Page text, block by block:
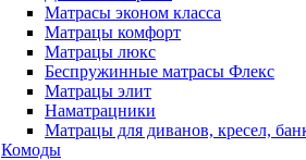
Матрасы эконом класса
Матрацы комфорт
Матрацы люкс
Беспружинные матрасы Флекс
Матрацы элит
Наматрацники
Матрацы для диванов, кресел,
Комоды